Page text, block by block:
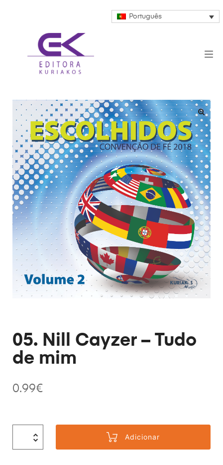
Português
05. Nill Cayzer – Tudo
de mim
0.99€
Adicionar